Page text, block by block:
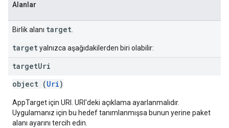
Alanlar
Birlik alanı target
targetyalnızca aşağıdakilerden biri olabilir:
targetUri
object (Uri)
AppTarget için URI. URI'deki açıklama ayarlanmalıdır.
Uygulamanız için bu hedef tanımlanmışsa bunun yerine paket
alanı ayarını tercih edin.